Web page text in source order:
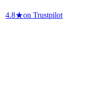
4.8★on Trustpilot